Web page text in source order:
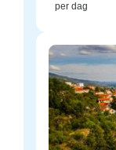
per dag